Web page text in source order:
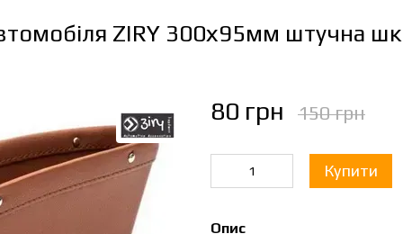
ZIRY 300х95мм штучна
80 грн 150 грн
Купити
Опис